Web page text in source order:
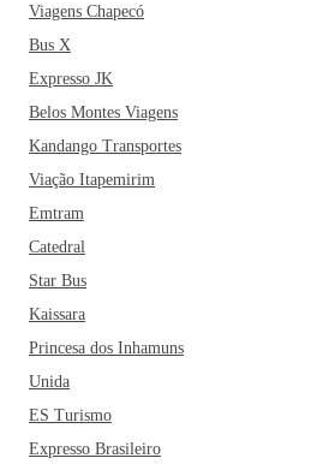
Viagens Chapecó
Bus X
Expresso JK
Belos Montes Viagens
Kandango Transportes
Viação Itapemirim
Emtram
Catedral
Star Bus
Kaissara
Princesa dos Inhamuns
Unida
ES Turismo
Expresso Brasileiro